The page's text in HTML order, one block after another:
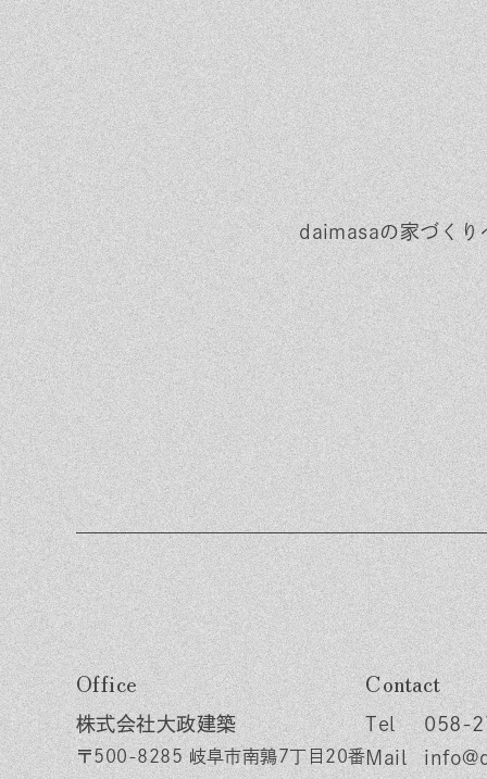
daimasaの家づくり
Office
株式会社大政建築
〒500-8285 岐阜市南鶉7丁目20番
Contact
058-